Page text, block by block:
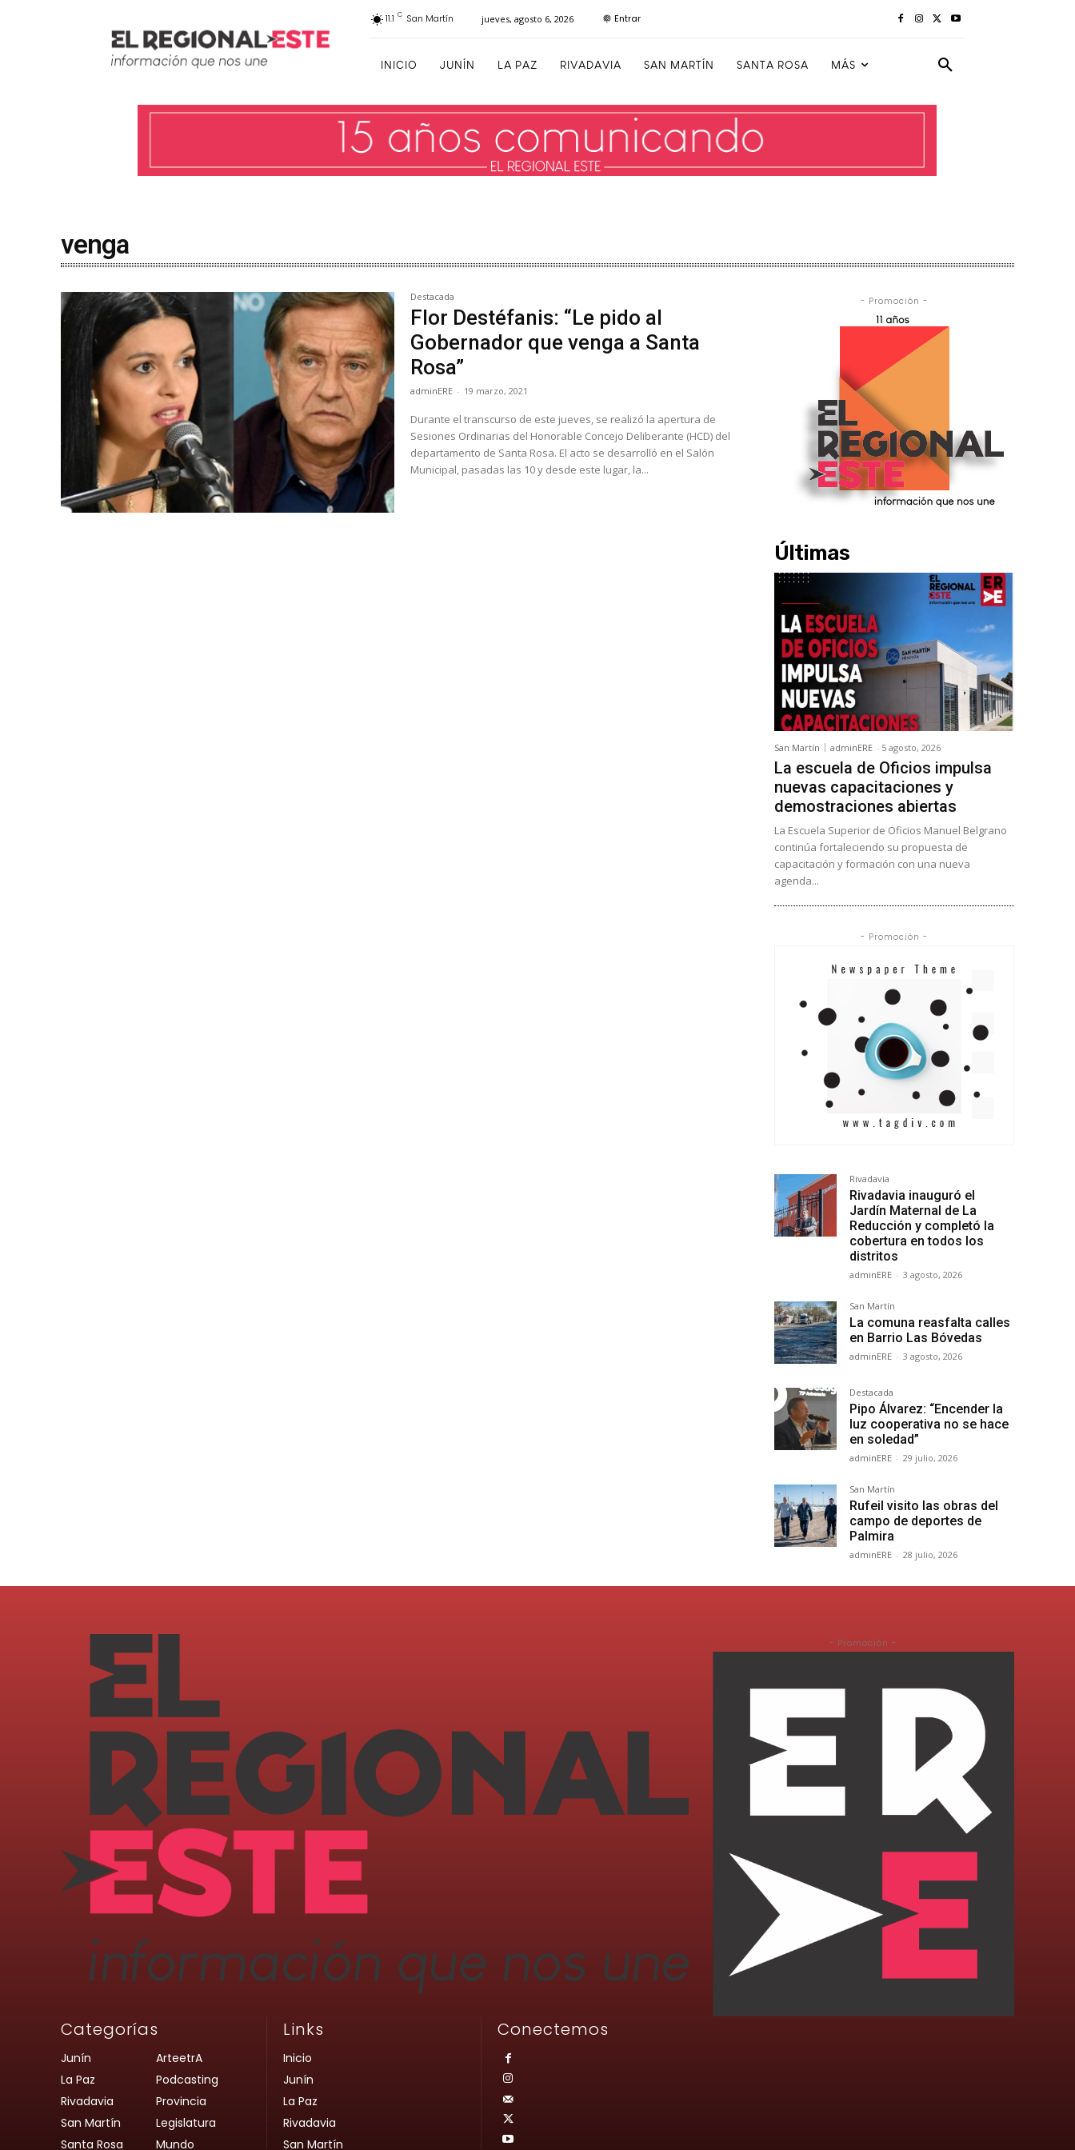
11.1 C San Martín jueves, agosto 6, 2026 Entrar
INICIO JUNÍN LA PAZ RIVADAVIA SAN MARTÍN SANTA ROSA MÁS
venga
Destacada
Flor Destéfanis: “Le pido al
Gobernador que venga a Santa
Rosa”
adminERE - 19 marzo, 2021
Durante el transcurso de este jueves, se realizó la apertura de
Sesiones Ordinarias del Honorable Concejo Deliberante (HCD) del
departamento de Santa Rosa. El acto se desarrolló en el Salón
Municipal, pasadas las 10 y desde este lugar, la...
- Promoción -
Últimas
San Martín adminERE - 5 agosto, 2026
La escuela de Oficios impulsa
nuevas capacitaciones y
demostraciones abiertas
La Escuela Superior de Oficios Manuel Belgrano
continúa fortaleciendo su propuesta de
capacitación y formación con una nueva
agenda...
- Promoción -
Rivadavia
Rivadavia inauguró el
Jardín Maternal de La
Reducción y completó la
cobertura en todos los
distritos
adminERE - 3 agosto, 2026
San Martín
La comuna reasfalta calles
en Barrio Las Bóvedas
adminERE - 3 agosto, 2026
Destacada
Pipo Álvarez: “Encender la
luz cooperativa no se hace
en soledad”
adminERE - 29 julio, 2026
San Martín
Rufeil visito las obras del
campo de deportes de
Palmira
adminERE - 28 julio, 2026
Categorías
Junín
La Paz
Rivadavia
San Martín
Santa Rosa
ArteetrA
Podcasting
Provincia
Legislatura
Mundo
Links
Inicio
Junín
La Paz
Rivadavia
San Martín
Conectemos
- Promoción -